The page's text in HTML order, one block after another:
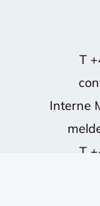
T
Interne
T